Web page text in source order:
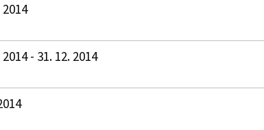
2014
2014 - 31. 12. 2014